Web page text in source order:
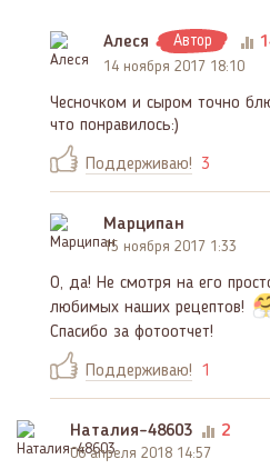
Алеся Автор
14 ноября 2017 18:10
Чесночком и сыром точно
что понравилось:)
Поддерживаю! 3
Марципан
15 ноября 2017 1:33
О, да! Не смотря на его
любимых наших рецептов!
Спасибо за фотоотчет!
Поддерживаю! 1
Наталия-48603 2
06 апреля 2018 14:57